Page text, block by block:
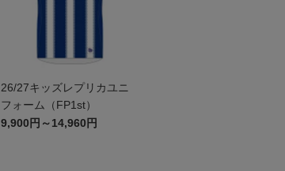
26/27キッズレプリカユニ
フォーム（FP1st）
9,900円～14,960円